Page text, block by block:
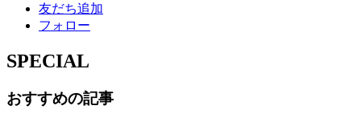
友だち追加
フォロー
SPECIAL
おすすめの記事